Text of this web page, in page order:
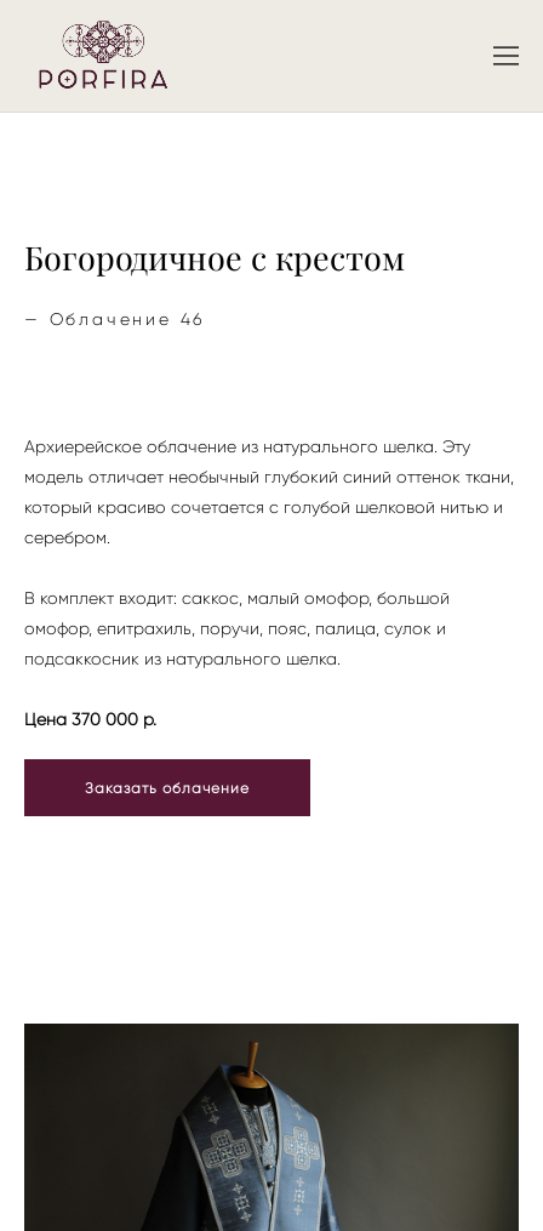
Богородичное с крестом
— Облачение 46
Архиерейское облачение из натурального шелка. Эту
модель отличает необычный глубокий синий оттенок ткани,
который красиво сочетается с голубой шелковой нитью и
серебром.
В комплект входит: саккос, малый омофор, большой
омофор, епитрахиль, поручи, пояс, палица, сулок и
подсаккосник из натурального шелка.
Цена 370 000 р.
Заказать облачение